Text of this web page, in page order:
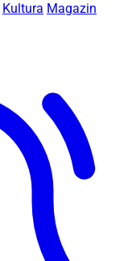
Kultura Magazin